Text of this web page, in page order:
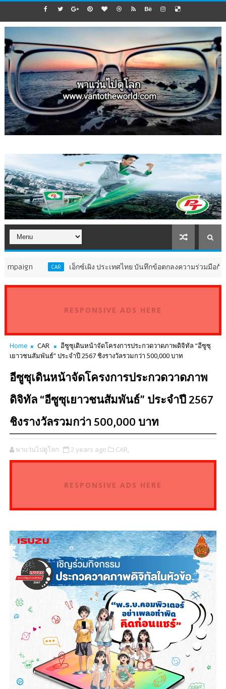
CAR เอ็กซ์เผิง ประเทศไทย บันทึกข้อตกลงความร่วมมือกับ ทีวีเอ
RESPONSIVE ADS HERE
Home CAR
อีซูซุเดินหน้าจัดโครงการประกวดวาดภาพดิจิทัล “อีซูซุ
เยาวชนสัมพันธ์” ประจำปี 2567 ชิงรางวัลรวมกว่า 500,000 บาท
อีซูซุเดินหน้าจัดโครงการประกวดวาดภาพ
ดิจิทัล “อีซูซุเยาวชนสัมพันธ์” ประจำปี 2567
ชิงรางวัลรวมกว่า 500,000 บาท
พาแว่นไปดูโลก 2 years ago CAR,
RESPONSIVE ADS HERE